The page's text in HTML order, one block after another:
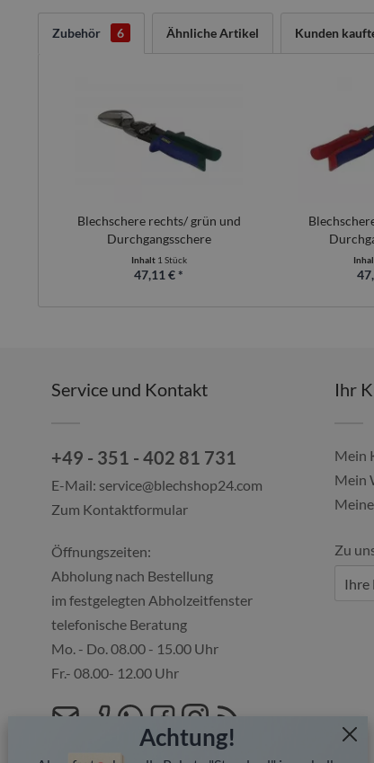
Achtung!
Zubehör 6 Ähnliche Artikel Kunden
Blechschere rechts/ grün und
Durchgangsschere
Inhalt 1 Stück
47,11 € *
Service und Kontakt
+49 - 351 - 402 81 731
E-Mail: service@blechshop24.com
Zum Kontaktformular
Öffnungszeiten:
Abholung nach Bestellung
im festgelegten Abholzeitfenster
telefonische Beratung
Mo. - Do. 08.00 - 15.00 Uhr
Fr.- 08.00- 12.00 Uhr
Ihr
Mein
Mein
Zu